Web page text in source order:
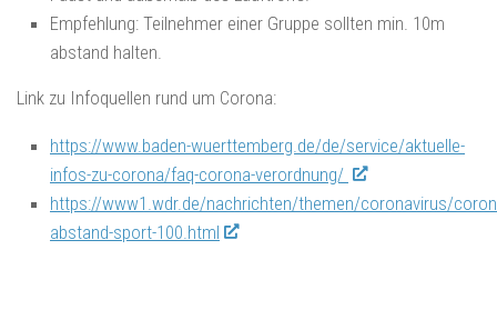
Empfehlung: Teilnehmer einer Gruppe sollten min. 10m
abstand halten.
Link zu Infoquellen rund um Corona:
https://www.baden-wuerttemberg.de/de/service/aktuelle-
infos-zu-corona/faq-corona-verordnung/
https://www1.wdr.de/nachrichten/themen/coronavirus/
abstand-sport-100.html